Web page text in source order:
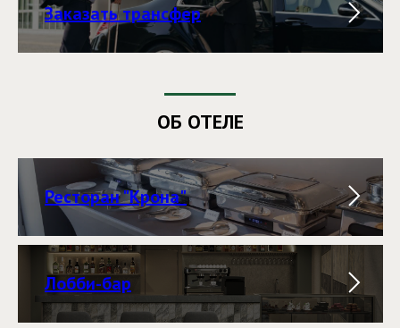
Заказать трансфер
ОБ ОТЕЛЕ
Ресторан "Крона"
Лобби-бар